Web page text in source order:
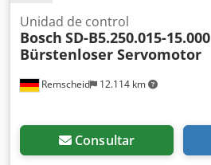
Remscheid 12.114 km
Unidad de control
Bosch SD-B5.250.015-15.000
Bürstenloser Servomotor
Consultar